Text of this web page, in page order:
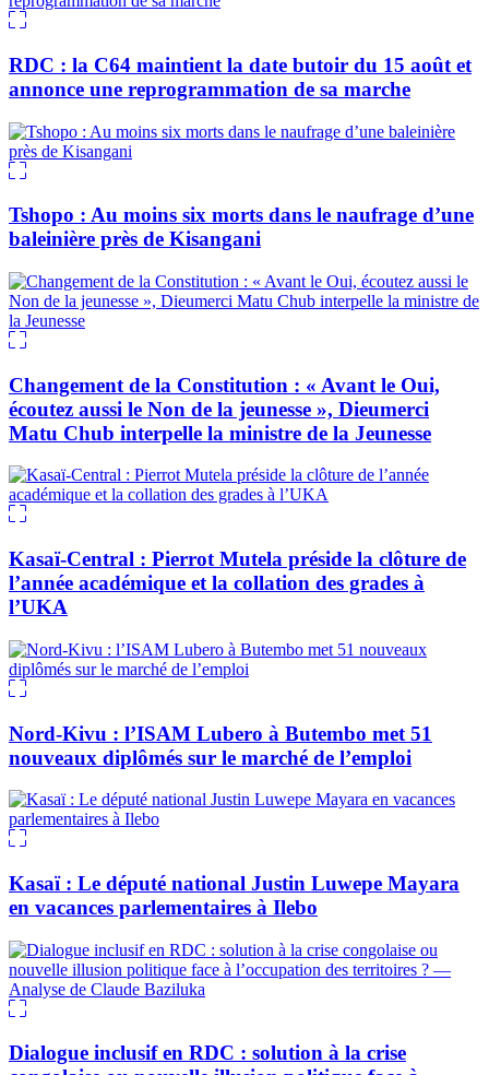
RDC : la C64 maintient la date butoir du 15 août et
annonce une reprogrammation de sa marche
Tshopo : Au moins six morts dans le naufrage d’une
baleinière près de Kisangani
Changement de la Constitution : « Avant le Oui,
écoutez aussi le Non de la jeunesse », Dieumerci
Matu Chub interpelle la ministre de la Jeunesse
Kasaï-Central : Pierrot Mutela préside la clôture de
l’année académique et la collation des grades à
l’UKA
Nord-Kivu : l’ISAM Lubero à Butembo met 51
nouveaux diplômés sur le marché de l’emploi
Kasaï : Le député national Justin Luwepe Mayara
en vacances parlementaires à Ilebo
Dialogue inclusif en RDC : solution à la crise